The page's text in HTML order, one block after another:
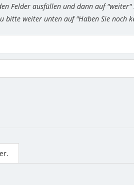
Felder ausfüllen und dann auf
bitte weiter unten auf "Haben Sie noch